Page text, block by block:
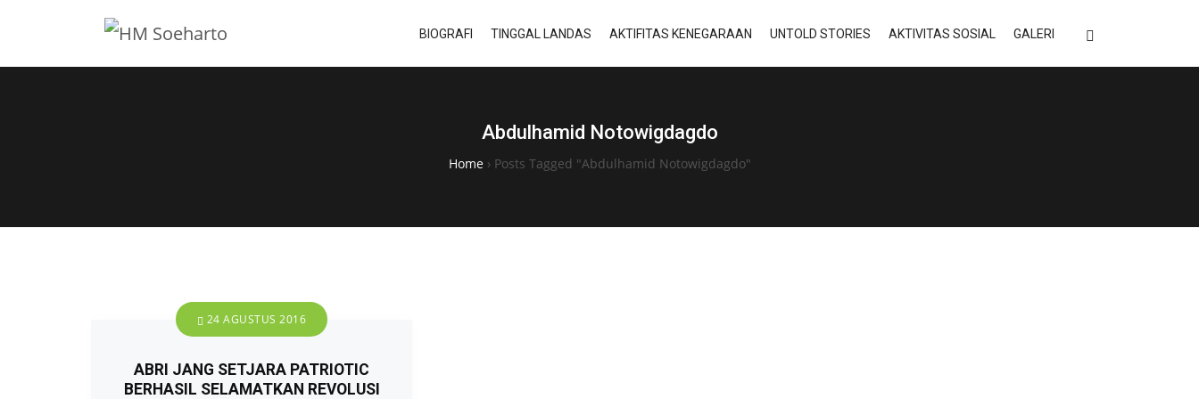
BIOGRAFI TINGGAL LANDAS AKTIFITAS KENEGARAAN UNTOLD STORIES AKTIVITAS SOSIAL GALERI
Abdulhamid Notowigdagdo
Home› Posts Tagged "Abdulhamid Notowigdagdo"
24 AGUSTUS 2016
ABRI JANG SETJARA PATRIOTIC
BERHASIL SELAMATKAN REVOLUSI